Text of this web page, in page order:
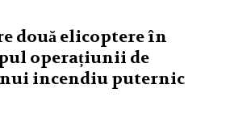
două elicoptere în
operațiunii de
incendiu puternic